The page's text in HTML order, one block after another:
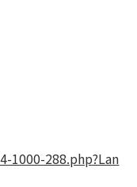
288.php?Lan